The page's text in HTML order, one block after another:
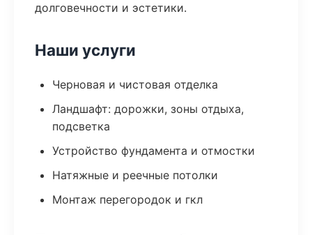
долговечности и эстетики.
Наши услуги
Черновая и чистовая отделка
Ландшафт: дорожки, зоны отдыха,
подсветка
Устройство фундамента и отмостки
Натяжные и реечные потолки
Монтаж перегородок и гкл